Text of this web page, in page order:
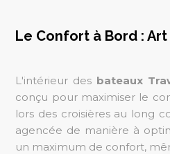
Le Confort à Bord :
L'intérieur des bateaux
conçu pour maximiser le
lors des croisières au long
agencée de manière à
un maximum de confort,